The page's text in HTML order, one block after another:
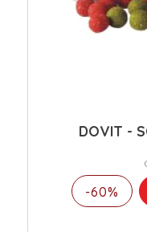
DOVIT -
-60%